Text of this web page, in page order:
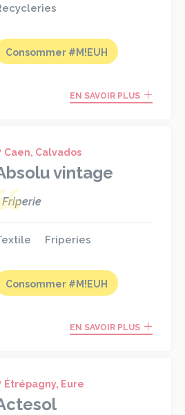
Consommer #M!EUH
EN SAVOIR PLUS
Caen, Calvados
vintage
Friperie
Friperies
Consommer #M!EUH
EN SAVOIR PLUS
Étrépagny, Eure